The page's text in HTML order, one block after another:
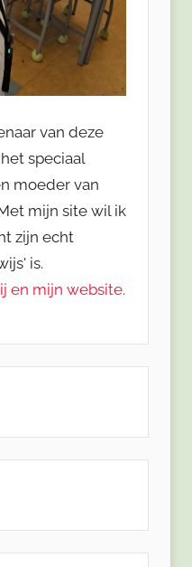
van deze
speciaal
moeder van
mijn site wil ik
zijn echt
is.
en mijn website.